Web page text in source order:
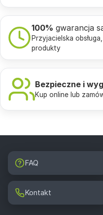
100% gwarancja
Przyjacielska
produkty
Bezpieczne i
Kup online lub
FAQ
Kontakt